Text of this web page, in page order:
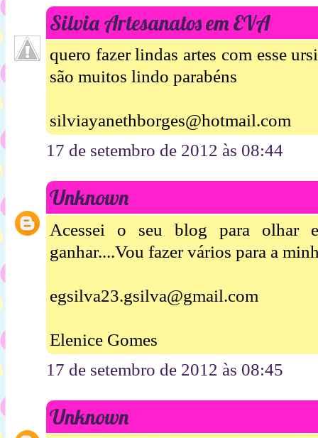
Silvia Artesanatos em EVA
quero fazer lindas artes com esse
são muitos lindo parabéns
silviayanethborges@hotmail.com
17 de setembro de 2012 às 08:44
Unknown
Acessei o seu blog para olhar
ganhar....Vou fazer vários para a
egsilva23.gsilva@gmail.com
Elenice Gomes
17 de setembro de 2012 às 08:45
Unknown